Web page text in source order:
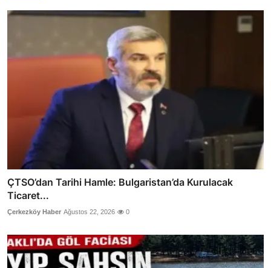
ÇTSO’dan Tarihi Hamle: Bulgaristan’da Kurulacak
Ticaret...
Çerkezköy Haber Ağustos 22, 2026 0